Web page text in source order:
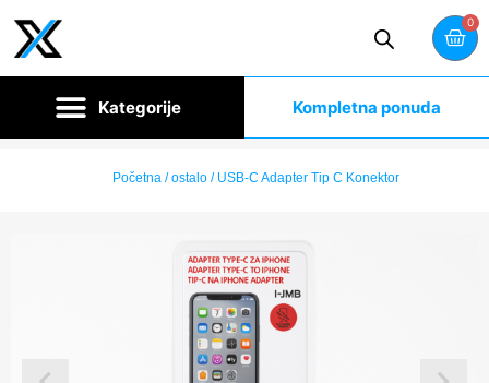
0
Kompletna ponuda
Početna/ostalo/ USB-C Adapter Tip C Konektor